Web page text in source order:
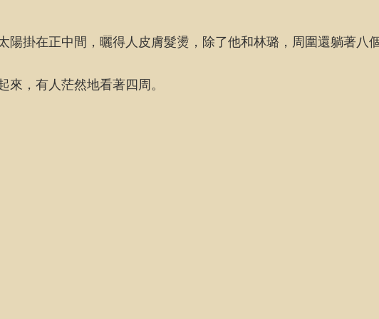
陽掛在正中間，曬得人皮膚髮燙，除了他和林璐，周圍還躺著八
，有人茫然地看著四周。